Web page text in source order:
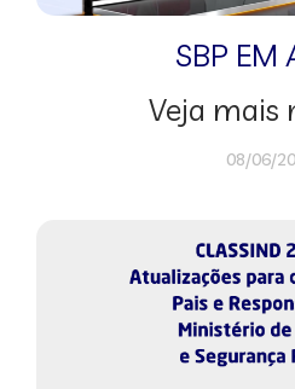
SBP EM
Veja mais
08/06/